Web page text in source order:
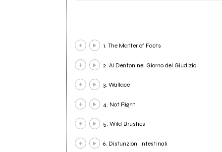
1. The Matter of Facts
2. Al Denton nel Giorno del Giudizio
3. Wallace
4. Not Right
5. Wild Brushes
6. Disfunzioni Intestinali